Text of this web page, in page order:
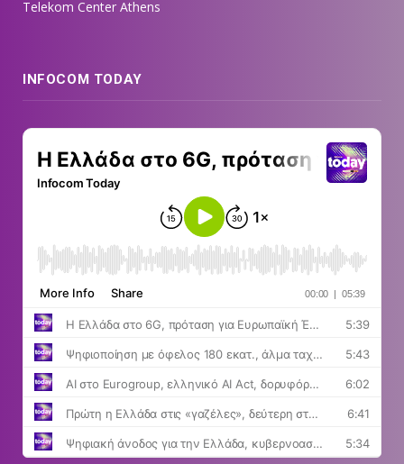
Telekom Center Athens
INFOCOM TODAY